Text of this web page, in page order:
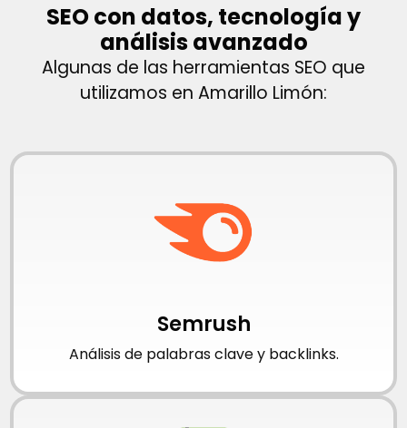
SEO con datos, tecnología y
análisis avanzado
Algunas de las herramientas SEO que
utilizamos en Amarillo Limón:
Semrush
Análisis de palabras clave y backlinks.